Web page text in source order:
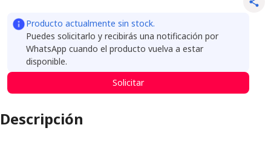
Producto actualmente sin stock.
Puedes solicitarlo y recibirás una notificación por
WhatsApp cuando el producto vuelva a estar
disponible.
Solicitar
Descripción